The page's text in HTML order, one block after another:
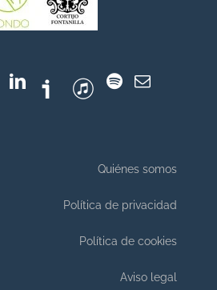
Quiénes somos
Política de privacidad
Política de cookies
Aviso legal